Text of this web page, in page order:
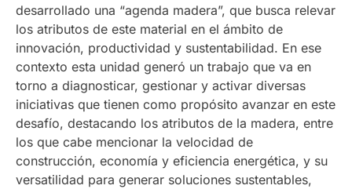
desarrollado una “agenda madera”, que busca relevar
los atributos de este material en el ámbito de
innovación, productividad y sustentabilidad. En ese
contexto esta unidad generó un trabajo que va en
torno a diagnosticar, gestionar y activar diversas
iniciativas que tienen como propósito avanzar en este
desafío, destacando los atributos de la madera, entre
los que cabe mencionar la velocidad de
construcción, economía y eficiencia energética, y su
versatilidad para generar soluciones sustentables,